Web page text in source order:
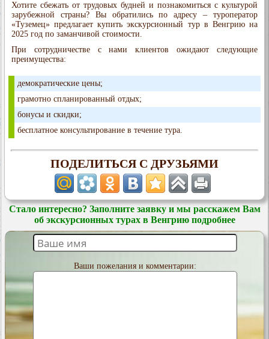
Хотите сбежать от трудовых будней и познакомиться с культурой
зарубежной страны? Вы обратились по адресу – туроператор
«Туземец» предлагает купить экскурсионный тур в Венгрию на
2025 год по заманчивой стоимости.
При сотрудничестве с нами клиентов ожидают следующие
преимущества:
демократические цены;
грамотно спланированный отдых;
бонусы и скидки;
бесплатное консультирование в течение тура.
ПОДЕЛИТЬСЯ С ДРУЗЬЯМИ
Стало интересно? Заполните заявку и мы расскажем Вам
об экскурсионных турах в Венгрию подробнее
Ваши пожелания и комментарии: